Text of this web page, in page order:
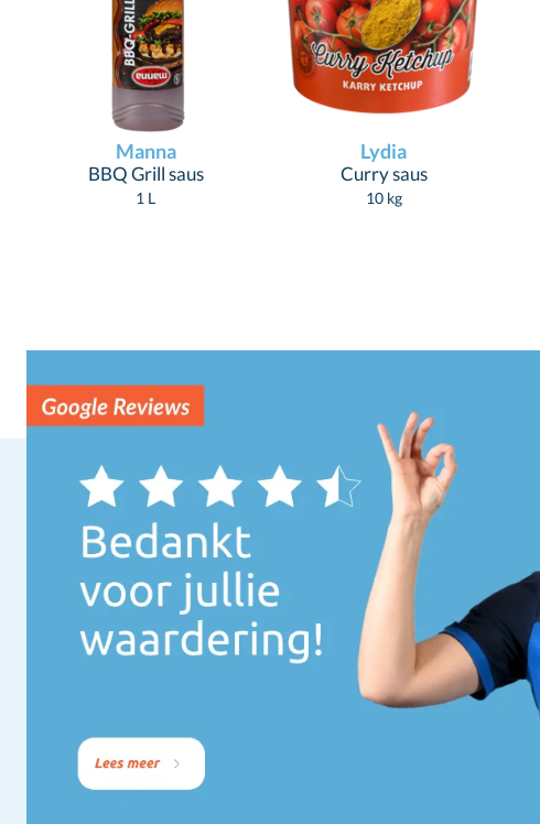
Manna
BBQ Grill saus
1 L
Lydia
Curry saus
10 kg